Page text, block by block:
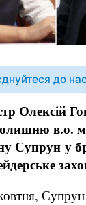
до
Олексій
в.о.
Супрун у
Супрун